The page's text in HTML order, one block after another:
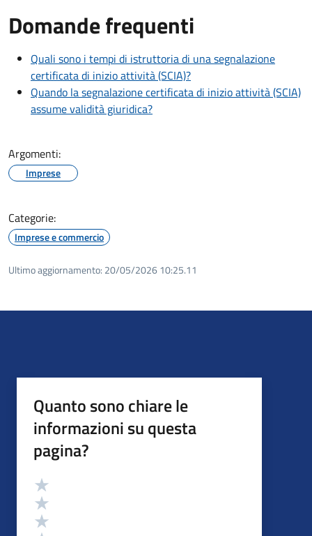
Domande frequenti
Quali sono i tempi di istruttoria di una segnalazione
certificata di inizio attività (SCIA)?
Quando la segnalazione certificata di inizio attività (SCIA)
assume validità giuridica?
Argomenti:
Imprese
Categorie:
Imprese e commercio
Ultimo aggiornamento: 20/05/2026 10:25.11
Quanto sono chiare le
informazioni su questa
pagina?
Valutazione